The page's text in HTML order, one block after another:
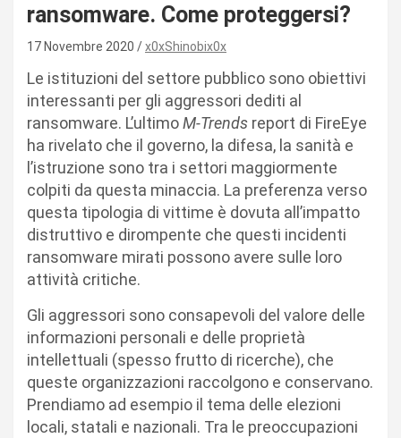
ransomware. Come proteggersi?
17 Novembre 2020 x0xShinobix0x
Le istituzioni del settore pubblico sono obiettivi
interessanti per gli aggressori dediti al
ransomware. L’ultimoM-Trends report di FireEye
ha rivelato che il governo, la difesa, la sanità e
l’istruzione sono tra i settori maggiormente
colpiti da questa minaccia. La preferenza verso
questa tipologia di vittime è dovuta all’impatto
distruttivo e dirompente che questi incidenti
ransomware mirati possono avere sulle loro
attività critiche.
Gli aggressori sono consapevoli del valore delle
informazioni personali e delle proprietà
intellettuali (spesso frutto di ricerche), che
queste organizzazioni raccolgono e conservano.
Prendiamo ad esempio il tema delle elezioni
locali, statali e nazionali. Tra le preoccupazioni